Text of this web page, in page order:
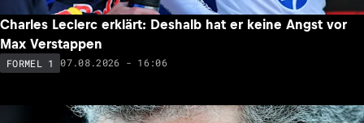
Charles Leclerc erklärt: Deshalb hat er keine Angst vor
Max Verstappen
FORMEL 1 07.08.2026 - 16:06